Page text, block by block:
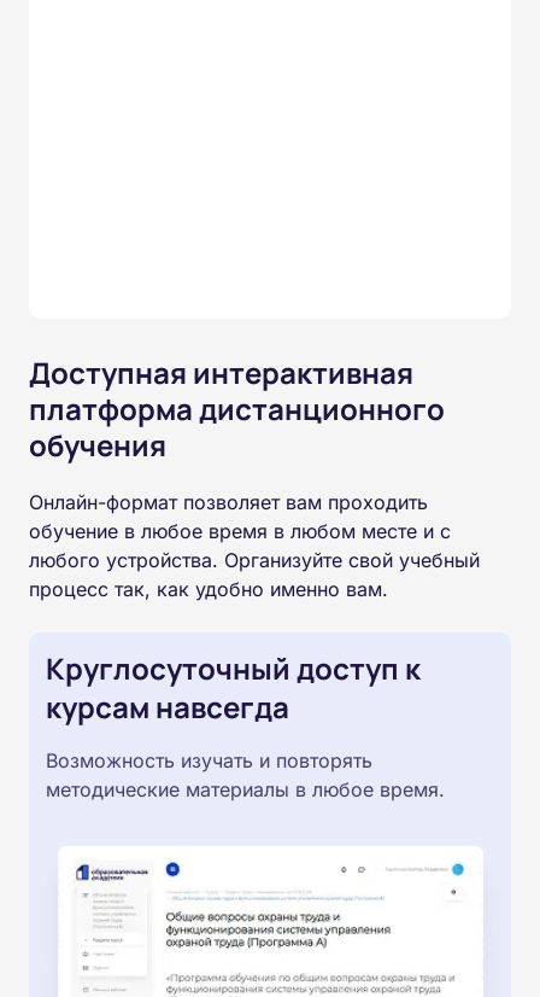
Доступная интерактивная
платформа дистанционного
обучения
Онлайн-формат позволяет вам проходить
обучение в любое время в любом месте и с
любого устройства. Организуйте свой учебный
процесс так, как удобно именно вам.
Круглосуточный доступ к
курсам навсегда
Возможность изучать и повторять
методические материалы в любое время.